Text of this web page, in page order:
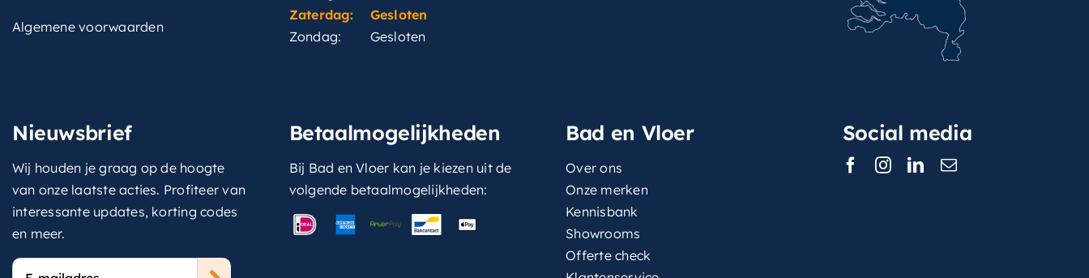
Algemene voorwaarden
Zaterdag:
Gesloten
Zondag:
Gesloten
Nieuwsbrief
Wij houden je graag op de hoogte
van onze laatste acties. Profiteer van
interessante updates, korting codes
en meer.
E-
Betaalmogelijkheden
Bij Bad en Vloer kan je kiezen uit de
volgende betaalmogelijkheden:
Bad en Vloer
Over ons
Onze merken
Kennisbank
Showrooms
Offerte check
Social media